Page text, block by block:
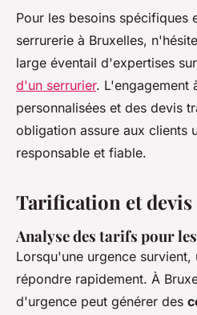
Pour les besoins spécifiques
serrurerie à Bruxelles,
large éventail d'expertises
d'un serrurier. L'engagement
personnalisées et des devis
obligation assure aux clients
responsable et fiable.
Tarification et
Analyse des tarifs pour
Lorsqu'une urgence
répondre rapidement. À
d'urgence peut générer des